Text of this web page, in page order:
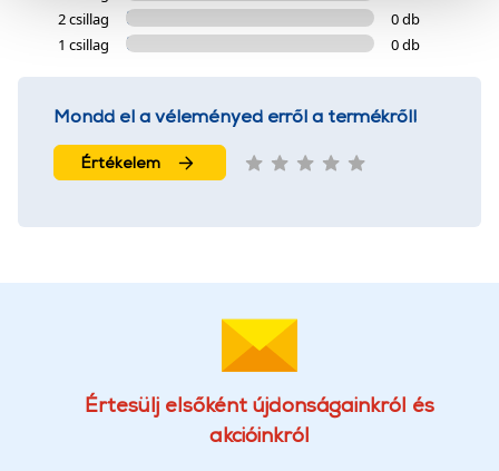
szolgáltatásaink biztosításához szükségesek. Az oldal
használatával Ön elfogadja a cookie-k használatát.
További információk:ÁSZFésAdatvédelem
2 csillag
0 db
1 csillag
0 db
Mondd el a véleményed erről a termékről!
Értékelem
Értesülj elsőként újdonságainkról és
akcióinkról